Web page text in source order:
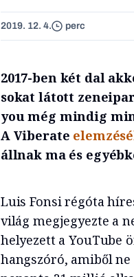
2019. 12. 4. perc
2017-ben két dal
sokat látott
you még mindig
A Viberate
állnak ma és
Luis Fonsi régóta
világ megjegyezte a
helyezett a YouTube
hangszóró, amiből ne